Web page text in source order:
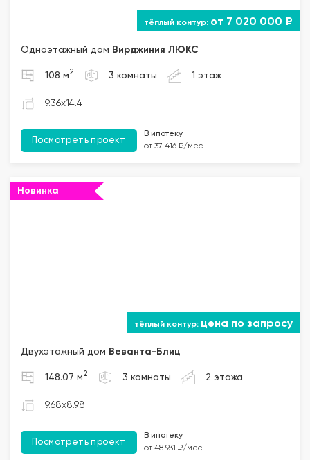
от 7 020 000 ₽
Одноэтажный дом Вирджиния ЛЮКС
108 м 2 3 комнаты 1 этаж
9.36x14.4
Посмотреть проект
В ипотеку
от 37 416 ₽/мес.
Новинка
цена по запросу
Двухэтажный дом Веванта-Блиц
148.07 м 2 3 комнаты 2 этажа
9.68x8.98
Посмотреть проект
В ипотеку
от 48 931 ₽/мес.